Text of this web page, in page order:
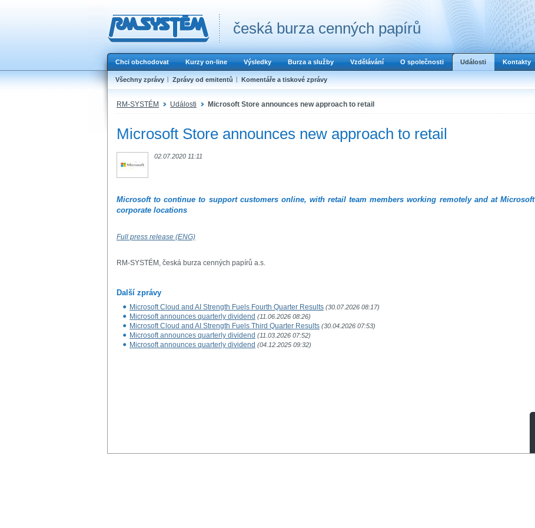
česká burza cenných papírů
Chci obchodovat Kurzy on-line Výsledky Burza a služby Vzdělávání O společnosti Události Kontakty
Všechny zprávy Zprávy od emitentů Komentáře a tiskové zprávy
RM-SYSTÉM Události Microsoft Store announces new approach to retail
Microsoft Store announces new approach to retail
02.07.2020 11:11
Microsoft to continue to support customers online, with retail team members working remotely and at Microsoft
corporate locations
Full press release (ENG)
RM-SYSTÉM, česká burza cenných papírů a.s.
Další zprávy
Microsoft Cloud and AI Strength Fuels Fourth Quarter Results (30.07.2026 08:17)
Microsoft announces quarterly dividend (11.06.2026 08:26)
Microsoft Cloud and AI Strength Fuels Third Quarter Results (30.04.2026 07:53)
Microsoft announces quarterly dividend (11.03.2026 07:52)
Microsoft announces quarterly dividend (04.12.2025 09:32)